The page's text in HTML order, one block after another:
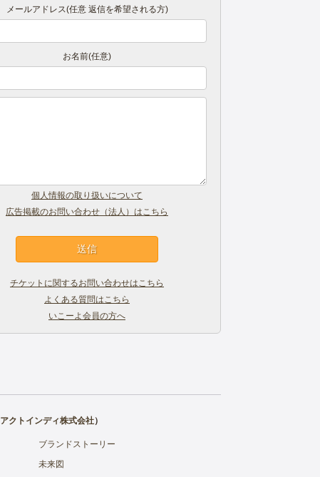
メールアドレス(任意 返信を希望される方)
お名前(任意)
個人情報の取り扱いについて
広告掲載のお問い合わせ（法人）はこちら
チケットに関するお問い合わせはこちら
よくある質問はこちら
いこーよ会員の方へ
アクトインディ株式会社）
ブランドストーリー
未来図